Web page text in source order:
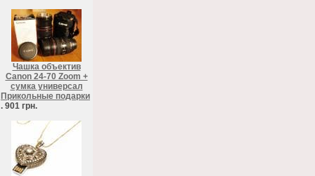
Чашка объектив
Canon 24-70 Zoom +
сумка универсал
Прикольные подарки
. 901 грн.